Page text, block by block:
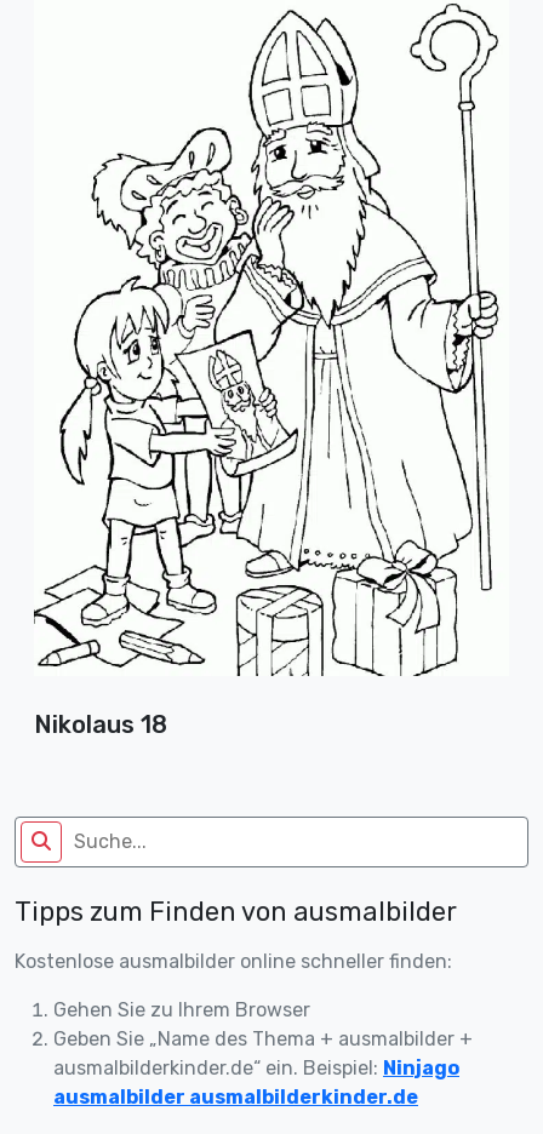
Nikolaus 18
Tipps zum Finden von ausmalbilder
Kostenlose ausmalbilder online schneller finden:
Gehen Sie zu Ihrem Browser
Geben Sie „Name des Thema + ausmalbilder +
ausmalbilderkinder.de“ ein. Beispiel: Ninjago
ausmalbilder ausmalbilderkinder.de